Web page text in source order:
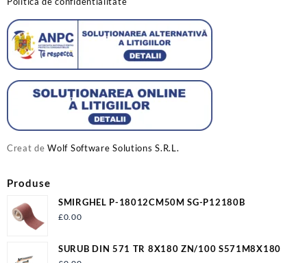
Creat deWolf Software Solutions S.R.L.
Produse
SMIRGHEL P-18012CM50M SG-P12180B
£0.00
SURUB DIN 571 TR 8X180 ZN/100 S571M8X180